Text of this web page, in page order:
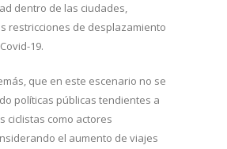
dentro de las ciudades,
restricciones de desplazamiento
19.
que en este escenario no se
políticas públicas tendientes a
ciclistas como actores
el aumento de viajes